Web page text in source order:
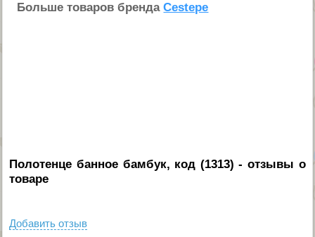
Больше товаров брендаCestepe
Полотенце банное бамбук, код (1313) - отзывы о
товаре
Добавить отзыв